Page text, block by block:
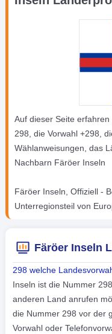
Auf dieser Seite
298, die Vorwahl +298,
Wählanweisungen, das
Nachbarn Färöer Inseln
Färöer Inseln, Offiziell -
Unterregionsteil von
Färöer Inseln
298 welche
Inseln ist die Nummer
anderen Land anrufen
die Nummer 298 vor der
Vorwahl oder